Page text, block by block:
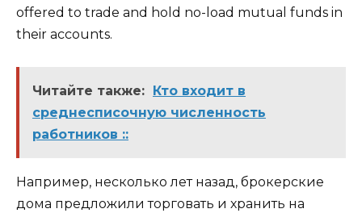
offered to trade and hold no-load mutual funds in
their accounts.
Читайте также:
Кто входит в
среднесписочную численность
работников ::
Например, несколько лет назад, брокерские
дома предложили торговать и хранить на